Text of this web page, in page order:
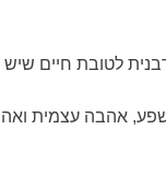
לטובת חיים
אהבה עצמית